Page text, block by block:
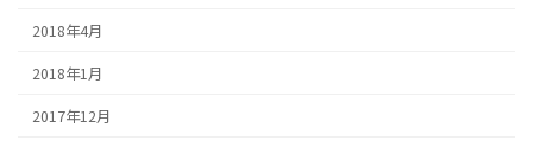
2018年4月
2018年1月
2017年12月